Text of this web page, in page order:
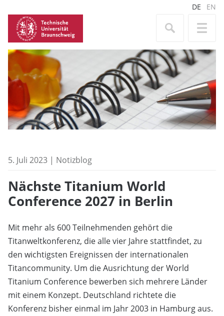
DE EN
5. Juli 2023 | Notizblog
Nächste Titanium World
Conference 2027 in Berlin
Mit mehr als 600 Teilnehmenden gehört die
Titanweltkonferenz, die alle vier Jahre stattfindet, zu
den wichtigsten Ereignissen der internationalen
Titancommunity. Um die Ausrichtung der World
Titanium Conference bewerben sich mehrere Länder
mit einem Konzept. Deutschland richtete die
Konferenz bisher einmal im Jahr 2003 in Hamburg aus.